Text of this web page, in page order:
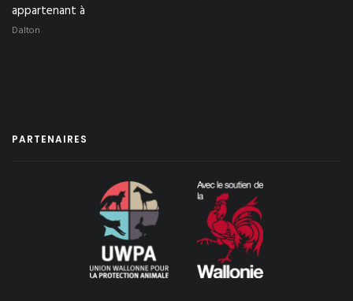
appartenant à
Dalton
PARTENAIRES